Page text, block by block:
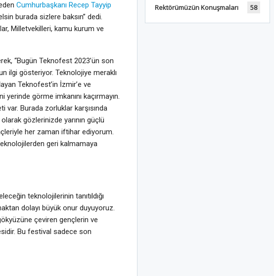
Cumhurbaşkanı Recep Tayyip
burada sizlere baksın” dedi.
Milletvekilleri, kamu kurum ve
“Bugün Teknofest 2023’ün son
ilgi gösteriyor. Teknolojiye meraklı
Teknofest’in İzmir’e ve
yerinde görme imkanını kaçırmayın.
var. Burada zorluklar karşısında
gözlerinizde yarının güçlü
her zaman iftihar ediyorum.
geri kalmamaya
teknolojilerinin tanıtıldığı
dolayı büyük onur duyuyoruz.
çeviren gençlerin ve
Bu festival sadece son
Rektörümüzün Konuşmaları 58